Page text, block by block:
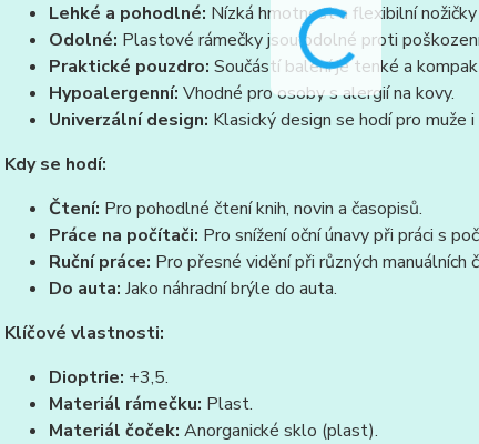
Lehké a pohodlné: Nízká hmotnost a flexibilní
Odolné: Plastové rámečky jsou odolné proti
Praktické pouzdro: Součástí balení je tenké a
Hypoalergenní: Vhodné pro osoby s alergií na kovy.
Univerzální design: Klasický design se hodí pro muže i
Kdy se hodí:
Čtení: Pro pohodlné čtení knih, novin a časopisů.
Práce na počítači: Pro snížení oční únavy při práci s
Ruční práce: Pro přesné vidění při různých manuálních
Do auta: Jako náhradní brýle do auta.
Klíčové vlastnosti:
Dioptrie: +3,5.
Materiál rámečku: Plast.
Materiál čoček: Anorganické sklo (plast).